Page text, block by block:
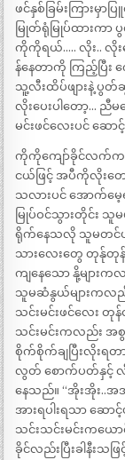
ဖင်နှစ်ခြမ်းကြားမှ
မြုတ်ရုံမြုပ်ထား
ကိုကိုရယ်….. လိုး.. လိုး
န်နေတာကို ကြည့်ပြီး
သူ့လီးထိပ်ဖျားနဲ့ ပွတ်
လိုးပေးပါတော့… ညီ
မင်းဖင်လေးပင် ဆေ
ကိုကိုကျော်ခိုင်လက်က
ငယ်ဖြင့် အပီကိုလိုးတ
သလားပင် အောက်
မြုပ်ဝင်သွားတိုင်း
ရိုက်နေသလို သူမတင်ပ
သားလေးတွေ တုန်ုတု
ကျနေသော နို့များ
သူမဆံနွယ်များကလည်
သင်းမင်းဖင်လေး
သင်းမင်းကလည်း အ
စိုက်စိုက်ချပြီးလိုး
လွတ် စောက်ပတ်နှင့်
နေသည်။ “အိုးအိုး..
အားရပါးရသာ ဆော
သင်းသင်းမင်းကယေ
ခိုင်လည်းပြီးခါနီးသ